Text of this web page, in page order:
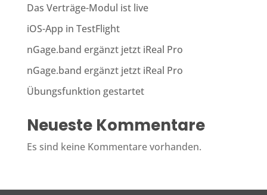
Das Verträge-Modul ist live
iOS-App in TestFlight
nGage.band ergänzt jetzt iReal Pro
nGage.band ergänzt jetzt iReal Pro
Übungsfunktion gestartet
Neueste Kommentare
Es sind keine Kommentare vorhanden.